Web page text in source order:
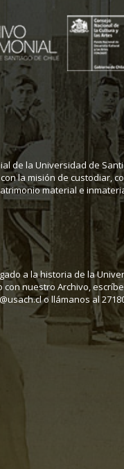
de la Universidad de
la misión de custodiar,
material e
a la historia de la
nuestro Archivo,
o llámanos al